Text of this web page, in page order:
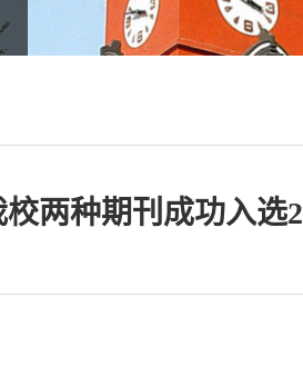
校两种期刊成功入选